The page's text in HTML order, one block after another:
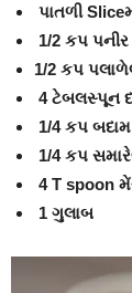
પાતળી
1/2 કપ
1/2 કપ
4 ટેબલસ્પૂન
1/4 કપ
1/4 કપ
4 T spoon
1 ગુલાબ